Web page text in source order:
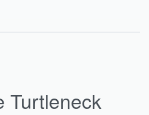
Turtleneck